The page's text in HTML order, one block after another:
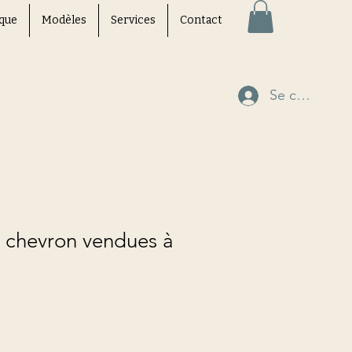
Modèles Services Contact
Se
vendues à